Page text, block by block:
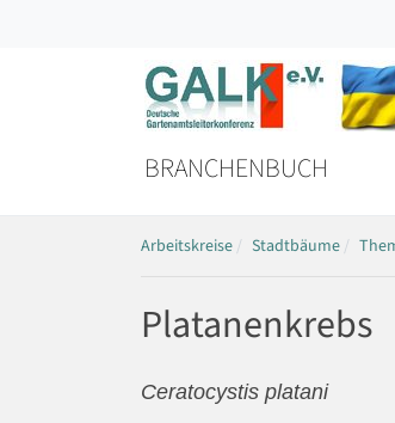
BRANCHENBUCH
Arbeitskreise Stadtbäume
Platanenkrebs
Ceratocystis platani